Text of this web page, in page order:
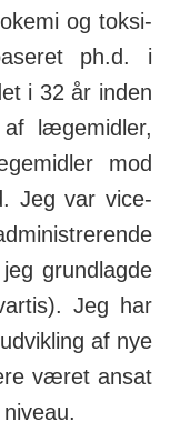
og toksi­
ph.d. i
i 32 år inden
læge­midler,
mod
Jeg var vice­
grundlagde
Jeg har
af nye
været ansat